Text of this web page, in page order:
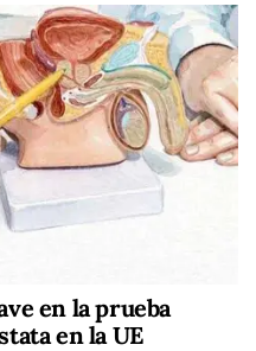
en la prueba
en la UE